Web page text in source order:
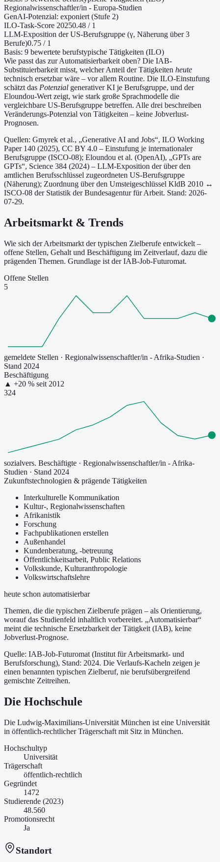
Regionalwissenschaftler/in - Europa-Studien
GenAI-Potenzial: exponiert (Stufe 2)
ILO-Task-Score 20250.48 / 1
LLM-Exposition der US-Berufsgruppe (γ, Näherung über 3
Berufe)0.75 / 1
Basis: 9 bewertete berufstypische Tätigkeiten (ILO)
Wie passt das zur Automatisierbarkeit oben? Die IAB-
Substituierbarkeit misst, welcher Anteil der Tätigkeiten heute
technisch ersetzbar wäre – vor allem Routine. Die ILO-Einstufung
schätzt das Potenzial generativer KI je Berufsgruppe, und der
Eloundou-Wert zeigt, wie stark große Sprachmodelle die
vergleichbare US-Berufsgruppe betreffen. Alle drei beschreiben
Veränderungs-Potenzial von Tätigkeiten – keine Jobverlust-
Prognosen.
Quellen: Gmyrek et al., „Generative AI and Jobs“, ILO Working
Paper 140 (2025), CC BY 4.0 – Einstufung je internationaler
Berufsgruppe (ISCO-08); Eloundou et al. (OpenAI), „GPTs are
GPTs“, Science 384 (2024) – LLM-Exposition der über den
amtlichen Berufsschlüssel zugeordneten US-Berufsgruppe
(Näherung); Zuordnung über den Umsteigeschlüssel KldB 2010 ↔
ISCO-08 der Statistik der Bundesagentur für Arbeit. Stand: 2026-
07-29.
Arbeitsmarkt & Trends
Wie sich der Arbeitsmarkt der typischen Zielberufe entwickelt –
offene Stellen, Gehalt und Beschäftigung im Zeitverlauf, dazu die
prägenden Themen. Grundlage ist der IAB-Job-Futuromat.
Offene Stellen
5
gemeldete Stellen · Regionalwissenschaftler/in - Afrika-Studien ·
Stand 2024
Beschäftigung
▲ +20 % seit 2012
324
sozialvers. Beschäftigte · Regionalwissenschaftler/in - Afrika-
Studien · Stand 2024
Zukunftstechnologien & prägende Tätigkeiten
Interkulturelle Kommunikation
Kultur-, Regionalwissenschaften
Afrikanistik
Forschung
Fachpublikationen erstellen
Außenhandel
Kundenberatung, -betreuung
Öffentlichkeitsarbeit, Public Relations
Volkskunde, Kulturanthropologie
Volkswirtschaftslehre
heute schon automatisierbar
Themen, die die typischen Zielberufe prägen – als Orientierung,
worauf das Studienfeld inhaltlich vorbereitet. „Automatisierbar“
meint die technische Ersetzbarkeit der Tätigkeit (IAB), keine
Jobverlust-Prognose.
Quelle: IAB-Job-Futuromat (Institut für Arbeitsmarkt- und
Berufsforschung), Stand: 2024. Die Verlaufs-Kacheln zeigen je
einen benannten typischen Zielberuf, nie berufsübergreifend
gemischte Zeitreihen.
Die Hochschule
Die Ludwig-Maximilians-Universität München ist eine Universität
in öffentlich-rechtlicher Trägerschaft mit Sitz in München.
Hochschultyp
Universität
Trägerschaft
öffentlich-rechtlich
Gegründet
1472
Studierende (2023)
48.560
Promotionsrecht
Ja
Standort